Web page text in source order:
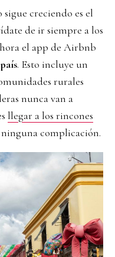
creciendo es el
de ir siempre a los
el app de Airbnb
. Esto incluye un
rurales
nunca van a
llegar a los rincones
ninguna complicación.